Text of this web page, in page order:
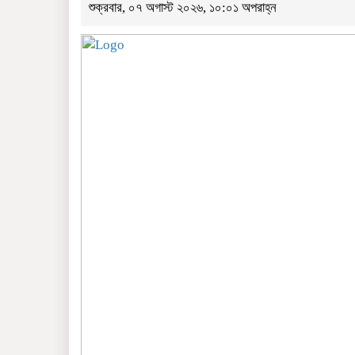
শুক্রবার, ০৭ অগাস্ট ২০২৬, ১০:০১ অপরাহ্ন